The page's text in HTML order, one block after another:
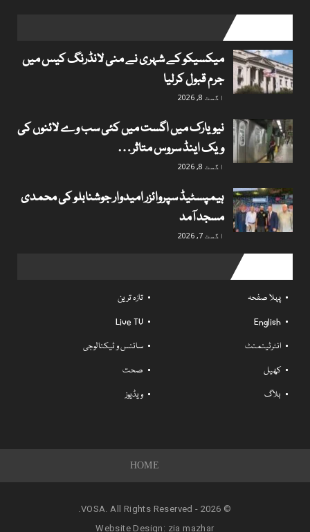
میکسیکو کے شہری نے منی لانڈرنگ کیس میں
جرم قبول کرلیا
اگست 8, 2026
نیویارک میں اگست میں کئی سب وے لائنوں کی
ویک اینڈ سروس متاثر…
اگست 8, 2026
ہیمپسٹیڈ سپروائزر امیدوار جوشنابلو کی محمدی
مسجد آمد
اگست 7, 2026
پہلا صفحہ
تازہ ترین
English
Live TV
انٹرٹینمنٹ
سائنس و ٹیکنالوجی
کھیل
صحت
بلاگ
ویڈیوز
HOME
© 2026 - VOSA. All Rights Reserved.
Website Design: zia mazhar